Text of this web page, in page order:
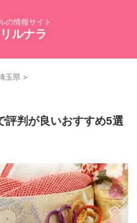
の情報サイト
ルナラ
玉県 >
評判が良いおすすめ5選